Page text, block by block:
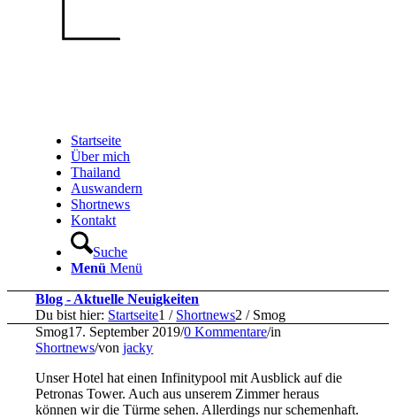
Startseite
Über mich
Thailand
Auswandern
Shortnews
Kontakt
Suche
Menü Menü
Blog - Aktuelle Neuigkeiten
Du bist hier: Startseite1 / Shortnews2 / Smog
Smog17. September 2019/0 Kommentare/in
Shortnews/vonjacky
Unser Hotel hat einen Infinitypool mit Ausblick auf die
Petronas Tower. Auch aus unserem Zimmer heraus
können wir die Türme sehen. Allerdings nur schemenhaft.